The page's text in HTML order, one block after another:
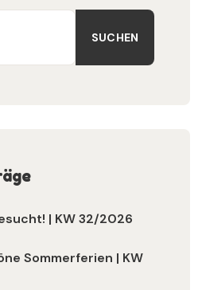
SUCHEN
| KW 32/2026
Sommerferien | KW